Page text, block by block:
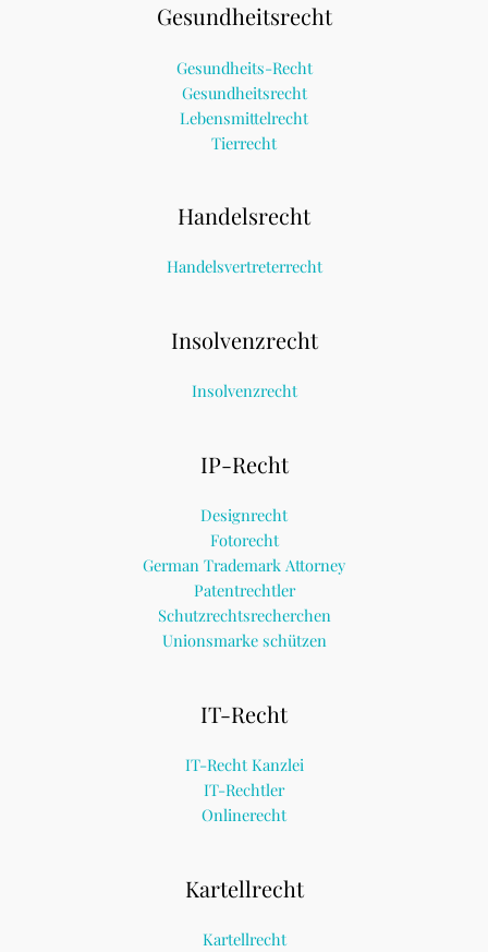
Gesundheitsrecht
Gesundheits-Recht
Gesundheitsrecht
Lebensmittelrecht
Tierrecht
Handelsrecht
Handelsvertreterrecht
Insolvenzrecht
Insolvenzrecht
IP-Recht
Designrecht
Fotorecht
German Trademark Attorney
Patentrechtler
Schutzrechtsrecherchen
Unionsmarke schützen
IT-Recht
IT-Recht Kanzlei
IT-Rechtler
Onlinerecht
Kartellrecht
Kartellrecht